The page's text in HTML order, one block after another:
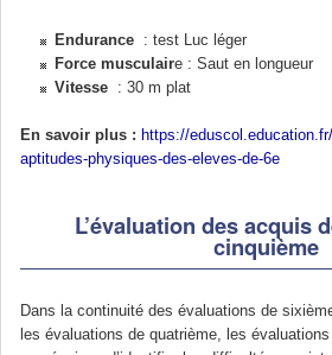
Endurance : test Luc léger
Force musculaire : Saut en longueur
Vitesse : 30 m plat
En savoir plus : https://
aptitudes-physiques-des-eleves-de-6e
L’évaluation des acquis
cinquième
Dans la continuité des évaluations de
les évaluations de quatrième, les